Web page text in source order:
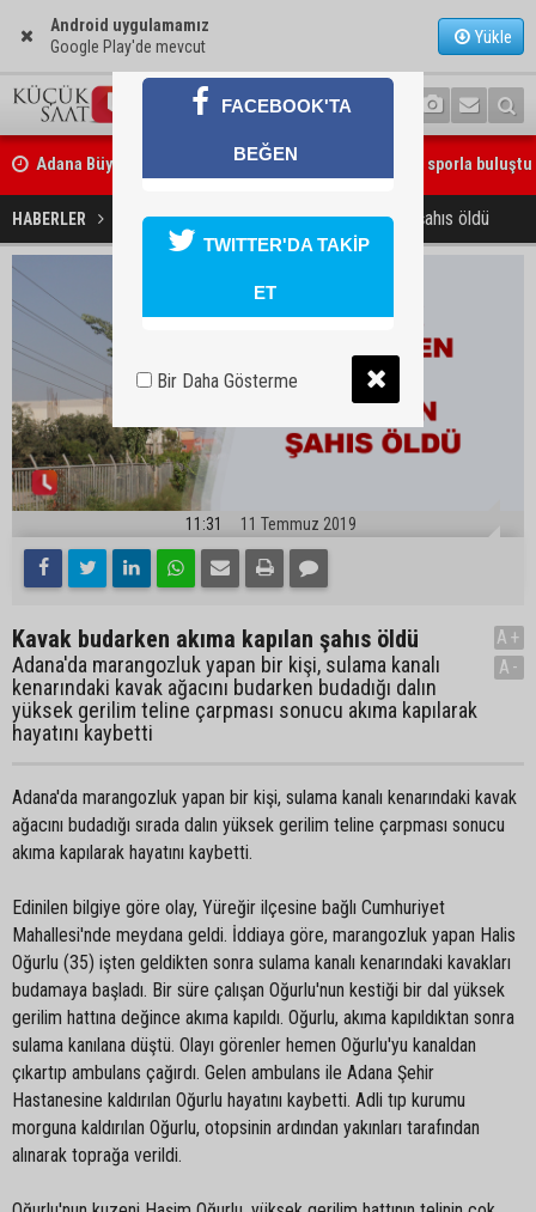
Android uygulamamız
Google Play'de mevcut
Yükle
Adana Büyükşehir Yaz Spor Okulları’nda 30 bin çocuk sporla buluştu
Beşiktaş dosyasında iki tahliye: Özcan Zenger ve Utku Caner
bırakıldı
HABERLER YAŞAM Kavak budarken akıma kapılan şahıs öldü
11:31 11 Temmuz 2019
Kavak budarken akıma kapılan şahıs öldü
Adana'da marangozluk yapan bir kişi, sulama kanalı
kenarındaki kavak ağacını budarken budadığı dalın
yüksek gerilim teline çarpması sonucu akıma kapılarak
hayatını kaybetti
A+
A-
Adana'da marangozluk yapan bir kişi, sulama kanalı kenarındaki kavak
ağacını budadığı sırada dalın yüksek gerilim teline çarpması sonucu
akıma kapılarak hayatını kaybetti.
Edinilen bilgiye göre olay, Yüreğir ilçesine bağlı Cumhuriyet
Mahallesi'nde meydana geldi. İddiaya göre, marangozluk yapan Halis
Oğurlu (35) işten geldikten sonra sulama kanalı kenarındaki kavakları
budamaya başladı. Bir süre çalışan Oğurlu'nun kestiği bir dal yüksek
gerilim hattına değince akıma kapıldı. Oğurlu, akıma kapıldıktan sonra
sulama kanılana düştü. Olayı görenler hemen Oğurlu'yu kanaldan
çıkartıp ambulans çağırdı. Gelen ambulans ile Adana Şehir
Hastanesine kaldırılan Oğurlu hayatını kaybetti. Adli tıp kurumu
morguna kaldırılan Oğurlu, otopsinin ardından yakınları tarafından
alınarak toprağa verildi.
FACEBOOK'TA
BEĞEN
TWITTER'DA TAKİP
ET
Bir Daha Gösterme